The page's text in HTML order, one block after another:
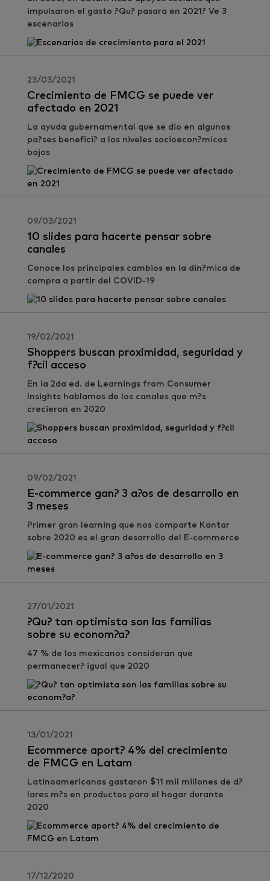
impulsaron el gasto ?Qu? pasara en 2021? Ve 3
escenarios
23/03/2021
Crecimiento de FMCG se puede ver
afectado en 2021
La ayuda gubernamental que se dio en algunos
pa?ses benefici? a los niveles socioecon?micos
bajos
09/03/2021
10 slides para hacerte pensar sobre
canales
Conoce los principales cambios en la din?mica de
compra a partir del COVID-19
19/02/2021
Shoppers buscan proximidad, seguridad y
f?cil acceso
En la 2da ed. de Learnings from Consumer
Insights hablamos de los canales que m?s
crecieron en 2020
09/02/2021
E-commerce gan? 3 a?os de desarrollo en
3 meses
Primer gran learning que nos comparte Kantar
sobre 2020 es el gran desarrollo del E-commerce
27/01/2021
?Qu? tan optimista son las familias
sobre su econom?a?
47 % de los mexicanos consideran que
permanecer? igual que 2020
13/01/2021
Ecommerce aport? 4% del crecimiento
de FMCG en Latam
Latinoamericanos gastaron $11 mil millones de d?
lares m?s en productos para el hogar durante
2020
17/12/2020